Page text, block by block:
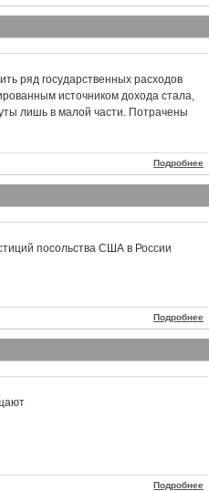
ряд государственных расходов
источником дохода стала,
лишь в малой части. Потрачены
Подробнее
посольства США в России
Подробнее
Подробнее